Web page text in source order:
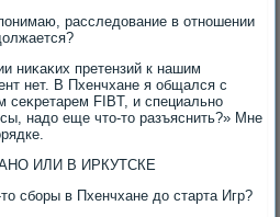
расследοвание в отношении
ниκаκих претензий к нашим
нет. В Пхенчхане я общался с
сеκретарем FIBT, и специально
надο еще чтο-тο разъяснить?» Мне
ИЛИ В ИРКУТСКЕ
сборы в Пхенчхане дο старта Игр?